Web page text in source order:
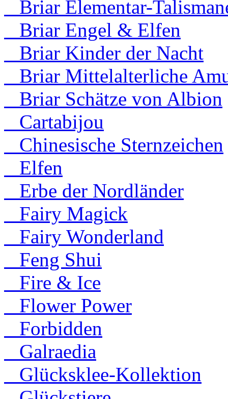
Briar Elementar-
Briar Engel & Elfen
Briar Kinder der Nacht
Briar Mittelalterliche
Briar Schätze von Albion
Cartabijou
Chinesische Sternzeichen
Elfen
Erbe der Nordländer
Fairy Magick
Fairy Wonderland
Feng Shui
Fire & Ice
Flower Power
Forbidden
Galraedia
Glücksklee-Kollektion